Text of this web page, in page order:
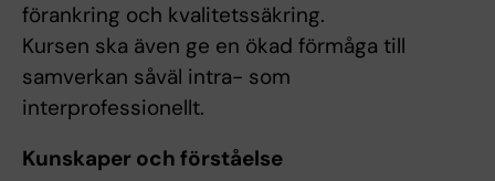
förankring och kvalitetssäkring.
Kursen ska även ge en ökad förmåga till
samverkan såväl intra- som
interprofessionellt.
Kunskaper och förståelse